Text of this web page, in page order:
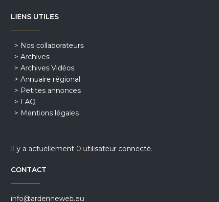
LIENS UTILES
Nos collaborateurs
Archives
Archives Vidéos
Annuaire régional
Petites annonces
FAQ
Mentions légales
Il y a actuellement 0 utilisateur connecté.
CONTACT
info@ardenneweb.eu